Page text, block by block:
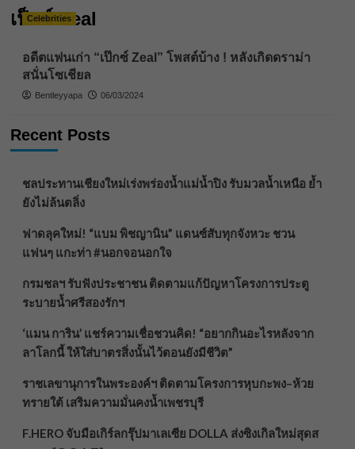
เป็กซ์ Zeal
Celebrities
อดีตแฟนเก่า “เป๊กซ์ Zeal” โพสต์บ้าง ! หลังเกิดดราม่า
สนั่นโซเชียล
Bentleyyapa 06/03/2024
Recent Posts
ชลประทานเชียงใหม่เร่งพร่องน้ำแม่น้ำปิง รับมวลน้ำเหนือ ย้ำ
ยังไม่ล้นตลิ่ง
ฟาดลุคใหม่! “แบม พิชญานิน” แดนซ์สับทุกจังหวะ ชวน
แฟนๆ แกะท่า #นอกจอนอกใจ
กรมชลฯ รับฟังประชาชน ติดตามแก้ปัญหาโครงการประตู
ระบายน้ำศรีสองรักฯ
‘แมน การิน’ แชร์ความเชื่อชวนคิด! “อยากกินอะไรหลังจาก
ลาโลกนี้ ให้ใส่บาตรสิ่งนั้นไว้ตอนยังมีชีวิต”
ราชเลขานุการในพระองค์ฯ ติดตามโครงการหุบกะพง–ห้วย
ทรายใต้ เสริมความมั่นคงน้ำเพชรบุรี
F.HERO จับมือเกิร์ลกรุ๊ปมาเลเซีย DOLLA ส่งซิงเกิลใหม่สุดส